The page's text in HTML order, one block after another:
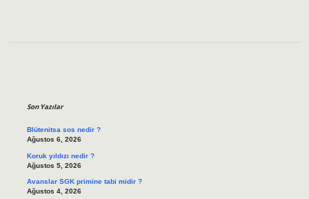
Son Yazılar
Blütenitsa sos nedir ?
Ağustos 6, 2026
Koruk yıldızı nedir ?
Ağustos 5, 2026
Avanslar SGK primine tabi midir ?
Ağustos 4, 2026